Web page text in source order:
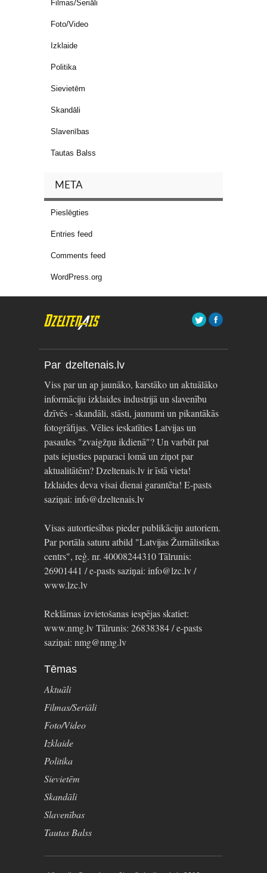
Filmas/Seriāli
Foto/Video
Izklaide
Politika
Sievietēm
Skandāli
Slavenības
Tautas Balss
META
Pieslēgties
Entries feed
Comments feed
WordPress.org
Par dzeltenais.lv
Viss par un ap jaunāko, karstāko un aktuālāko
informāciju izklaides industrijā un slavenību
dzīvēs - skandāli, stāsti, jaunumi un pikantākās
fotogrāfijas. Vēlies ieskatīties Latvijas un
pasaules "zvaigžņu ikdienā"? Un varbūt pat
pats iejusties paparaci lomā un ziņot par
aktualitātēm? Dzeltenais.lv ir īstā vieta!
Izklaides deva visai dienai garantēta! E-pasts
saziņai: info@dzeltenais.lv
Visas autortiesības pieder publikāciju autoriem.
Par portāla saturu atbild "Latvijas Žurnālistikas
centrs", reģ. nr. 40008244310 Tālrunis:
26901441 / e-pasts saziņai: info@lzc.lv /
www.lzc.lv
Reklāmas izvietošanas iespējas skatiet:
www.nmg.lv Tālrunis: 26838384 / e-pasts
saziņai: nmg@nmg.lv
Tēmas
Aktuāli
Filmas/Seriāli
Foto/Video
Izklaide
Politika
Sievietēm
Skandāli
Slavenības
Tautas Balss